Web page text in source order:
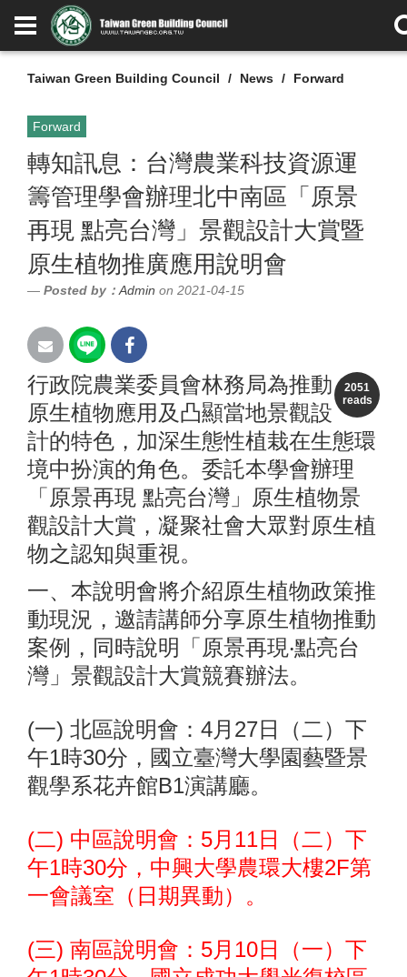
Taiwan Green Building Council News Forward
Forward
轉知訊息：台灣農業科技資源運
籌管理學會辦理北中南區「原景
再現 點亮台灣」景觀設計大賞暨
原生植物推廣應用說明會
Posted by： Admin on 2021-04-15
2051
reads
行政院農業委員會林務局為推動
原生植物應用及凸顯當地景觀設
計的特色，加深生態性植栽在生態環
境中扮演的角色。委託本學會辦理
「原景再現 點亮台灣」原生植物景
觀設計大賞，凝聚社會大眾對原生植
物之認知與重視。
一、本說明會將介紹原生植物政策推
動現況，邀請講師分享原生植物推動
案例，同時說明「原景再現‧點亮台
灣」景觀設計大賞競賽辦法。
(一) 北區說明會：4月27日（二）下
午1時30分，國立臺灣大學園藝暨景
觀學系花卉館B1演講廳。
(二) 中區說明會：5月11日（二）下
午1時30分，中興大學農環大樓2F第
一會議室（日期異動）。
(三) 南區說明會：5月10日（一）下